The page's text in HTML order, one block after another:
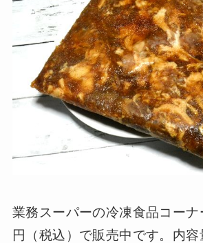
業務スーパーの冷凍食品コー
円（税込）で販売中です。内容